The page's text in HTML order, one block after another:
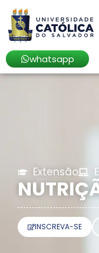
whatsapp
Extensão
INSCREVA-SE